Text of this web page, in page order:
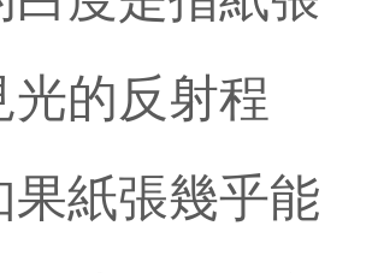
光的反射程
果紙張幾乎能